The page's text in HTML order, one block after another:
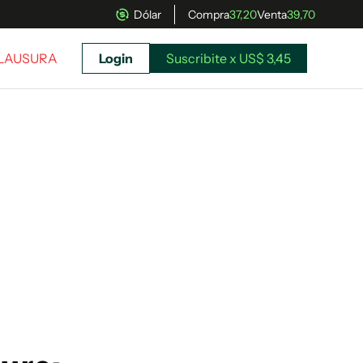
Dólar Compra37,20Venta39,70
Login Suscribite x US$ 3,45